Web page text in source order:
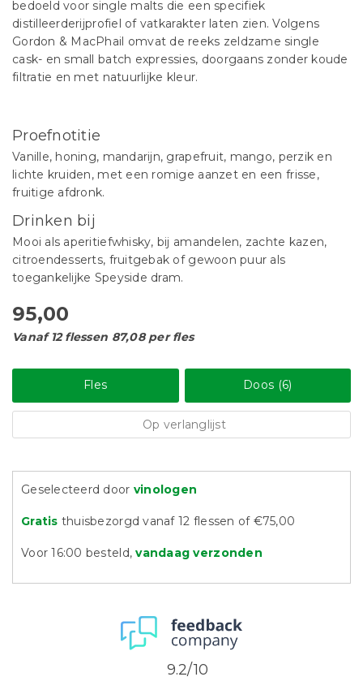
bedoeld voor single malts die een specifiek
distilleerderijprofiel of vatkarakter laten zien. Volgens
Gordon & MacPhail omvat de reeks zeldzame single
cask- en small batch expressies, doorgaans zonder koude
filtratie en met natuurlijke kleur.
Proefnotitie
Vanille, honing, mandarijn, grapefruit, mango, perzik en
lichte kruiden, met een romige aanzet en een frisse,
fruitige afdronk.
Drinken bij
Mooi als aperitiefwhisky, bij amandelen, zachte kazen,
citroendesserts, fruitgebak of gewoon puur als
toegankelijke Speyside dram.
95,00
Vanaf 12 flessen 87,08 per fles
Fles Doos (6)
Op verlanglijst
Geselecteerd door vinologen
Gratis thuisbezorgd vanaf 12 flessen of €75,00
Voor 16:00 besteld,vandaag verzonden
9.2/10